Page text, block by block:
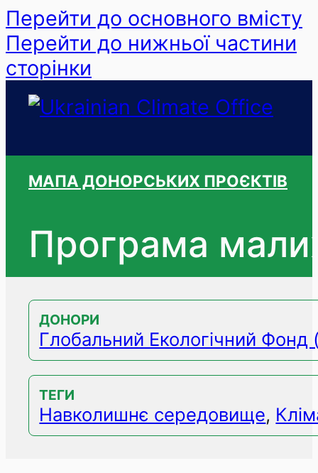
Перейти до основного вмісту
Перейти до нижньої частини
сторінки
МАПА ДОНОРСЬКИХ ПРОЄКТІВ
Програма
ДОНОРИ
Глобальний Екологічний Фонд
ТЕГИ
Навколишнє середовище,